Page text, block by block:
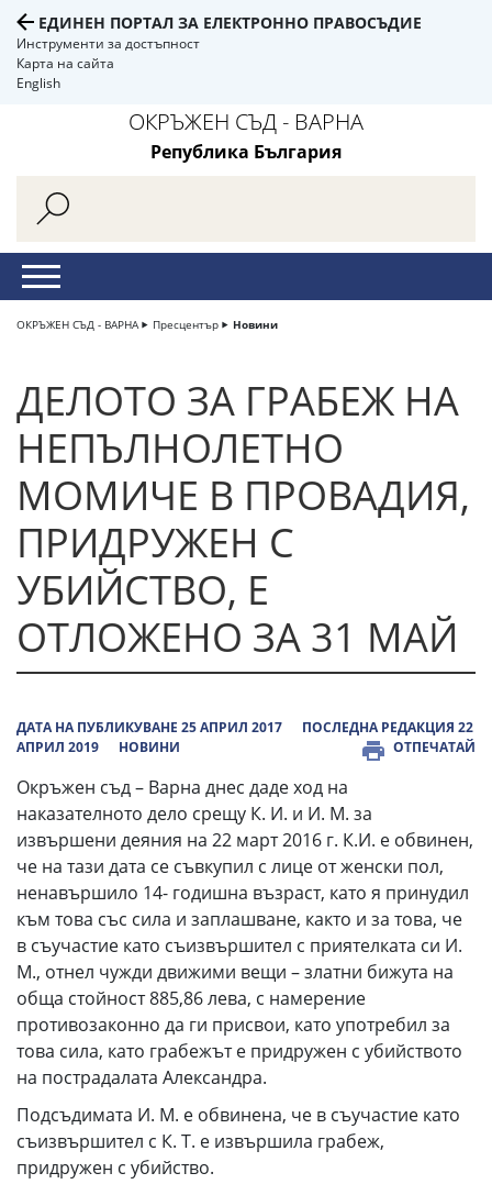
ЕДИНЕН ПОРТАЛ ЗА ЕЛЕКТРОННО ПРАВОСЪДИЕ
Инструменти за достъпност
Карта на сайта
English
ОКРЪЖЕН СЪД - ВАРНА
Република България
ОКРЪЖЕН СЪД - ВАРНА Пресцентър Новини
ДЕЛОТО ЗА ГРАБЕЖ НА
НЕПЪЛНОЛЕТНО
МОМИЧЕ В ПРОВАДИЯ,
ПРИДРУЖЕН С
УБИЙСТВО, Е
ОТЛОЖЕНО ЗА 31 МАЙ
ДАТА НА ПУБЛИКУВАНЕ 25 АПРИЛ 2017
ПОСЛЕДНА РЕДАКЦИЯ 22
АПРИЛ 2019
НОВИНИ ОТПЕЧАТАЙ
Окръжен съд – Варна днес даде ход на
наказателното дело срещу К. И. и И. М. за
извършени деяния на 22 март 2016 г. К.И. е обвинен,
че на тази дата се съвкупил с лице от женски пол,
ненавършило 14- годишна възраст, като я принудил
към това със сила и заплашване, както и за това, че
в съучастие като съизвършител с приятелката си И.
М., отнел чужди движими вещи – златни бижута на
обща стойност 885,86 лева, с намерение
противозаконно да ги присвои, като употребил за
това сила, като грабежът е придружен с убийството
на пострадалата Александра.
Подсъдимата И. М. е обвинена, че в съучастие като
съизвършител с К. Т. е извършила грабеж,
придружен с убийство.